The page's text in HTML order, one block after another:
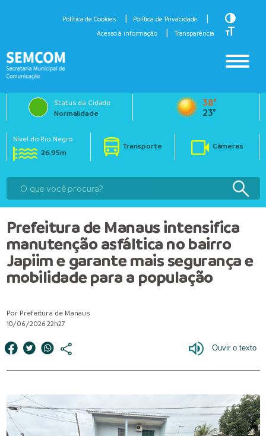
Política de Cookies
Política de Privacidade
Acesso à informação
Transparência
Toggle
Toggle
Status da Cidade
Normalidade
38°
23°
Nível do Rio Negro
26.95m
Transporte Câmeras
Prefeitura de Manaus intensifica
manutenção asfáltica no bairro
Japiim e garante mais segurança e
mobilidade para a população
Por Prefeitura de Manaus
10/06/2026 22h27